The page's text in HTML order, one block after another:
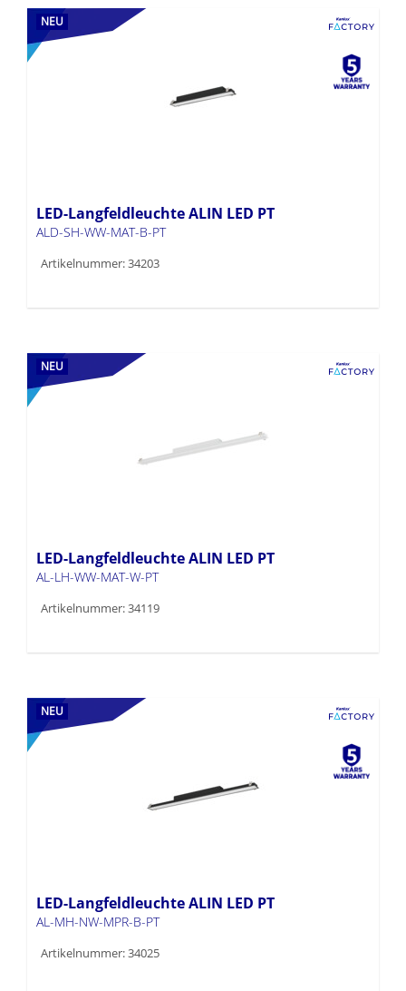
NEU
LED-Langfeldleuchte ALIN LED PT
ALD-SH-WW-MAT-B-PT
Artikelnummer: 34203
NEU
LED-Langfeldleuchte ALIN LED PT
AL-LH-WW-MAT-W-PT
Artikelnummer: 34119
NEU
LED-Langfeldleuchte ALIN LED PT
AL-MH-NW-MPR-B-PT
Artikelnummer: 34025